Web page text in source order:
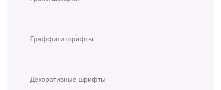
Граффити шрифты
Декоративные шрифты